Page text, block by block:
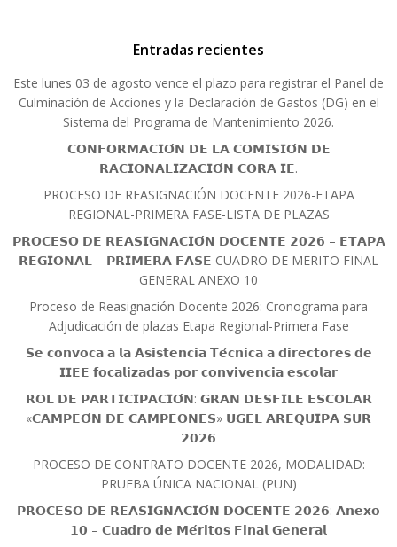
Entradas recientes
Este lunes 03 de agosto vence el plazo para registrar el Panel de
Culminación de Acciones y la Declaración de Gastos (DG) en el
Sistema del Programa de Mantenimiento 2026.
𝗖𝗢𝗡𝗙𝗢𝗥𝗠𝗔𝗖𝗜𝗢́𝗡 𝗗𝗘 𝗟𝗔 𝗖𝗢𝗠𝗜𝗦𝗜𝗢́𝗡 𝗗𝗘
𝗥𝗔𝗖𝗜𝗢𝗡𝗔𝗟𝗜𝗭𝗔𝗖𝗜𝗢́𝗡 𝗖𝗢𝗥𝗔 𝗜𝗘.
PROCESO DE REASIGNACIÓN DOCENTE 2026-ETAPA
REGIONAL-PRIMERA FASE-LISTA DE PLAZAS
𝗣𝗥𝗢𝗖𝗘𝗦𝗢 𝗗𝗘 𝗥𝗘𝗔𝗦𝗜𝗚𝗡𝗔𝗖𝗜𝗢́𝗡 𝗗𝗢𝗖𝗘𝗡𝗧𝗘 𝟮𝟬𝟮𝟲 – 𝗘𝗧𝗔𝗣𝗔
𝗥𝗘𝗚𝗜𝗢𝗡𝗔𝗟 – 𝗣𝗥𝗜𝗠𝗘𝗥𝗔 𝗙𝗔𝗦𝗘 CUADRO DE MERITO FINAL
GENERAL ANEXO 10
Proceso de Reasignación Docente 2026: Cronograma para
Adjudicación de plazas Etapa Regional-Primera Fase
𝗦𝗲 𝗰𝗼𝗻𝘃𝗼𝗰𝗮 𝗮 𝗹𝗮 𝗔𝘀𝗶𝘀𝘁𝗲𝗻𝗰𝗶𝗮 𝗧𝗲́𝗰𝗻𝗶𝗰𝗮 𝗮 𝗱𝗶𝗿𝗲𝗰𝘁𝗼𝗿𝗲𝘀 𝗱𝗲
𝗜𝗜𝗘𝗘 𝗳𝗼𝗰𝗮𝗹𝗶𝘇𝗮𝗱𝗮𝘀 𝗽𝗼𝗿 𝗰𝗼𝗻𝘃𝗶𝘃𝗲𝗻𝗰𝗶𝗮 𝗲𝘀𝗰𝗼𝗹𝗮𝗿
𝗥𝗢𝗟 𝗗𝗘 𝗣𝗔𝗥𝗧𝗜𝗖𝗜𝗣𝗔𝗖𝗜𝗢́𝗡: 𝗚𝗥𝗔𝗡 𝗗𝗘𝗦𝗙𝗜𝗟𝗘 𝗘𝗦𝗖𝗢𝗟𝗔𝗥
«𝗖𝗔𝗠𝗣𝗘𝗢́𝗡 𝗗𝗘 𝗖𝗔𝗠𝗣𝗘𝗢𝗡𝗘𝗦» 𝗨𝗚𝗘𝗟 𝗔𝗥𝗘𝗤𝗨𝗜𝗣𝗔 𝗦𝗨𝗥
𝟮𝟬𝟮𝟲
PROCESO DE CONTRATO DOCENTE 2026, MODALIDAD:
PRUEBA ÚNICA NACIONAL (PUN)
𝗣𝗥𝗢𝗖𝗘𝗦𝗢 𝗗𝗘 𝗥𝗘𝗔𝗦𝗜𝗚𝗡𝗔𝗖𝗜𝗢́𝗡 𝗗𝗢𝗖𝗘𝗡𝗧𝗘 𝟮𝟬𝟮𝟲: 𝗔𝗻𝗲𝘅𝗼
𝟭𝟬 – 𝗖𝘂𝗮𝗱𝗿𝗼 𝗱𝗲 𝗠𝗲́𝗿𝗶𝘁𝗼𝘀 𝗙𝗶𝗻𝗮𝗹 𝗚𝗲𝗻𝗲𝗿𝗮𝗹